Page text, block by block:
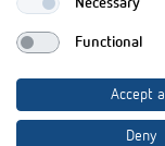
Functional
Accept all
Deny